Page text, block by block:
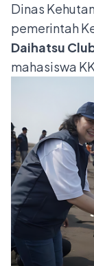
Dinas
pemerintah
Daihatsu
mahasiswa